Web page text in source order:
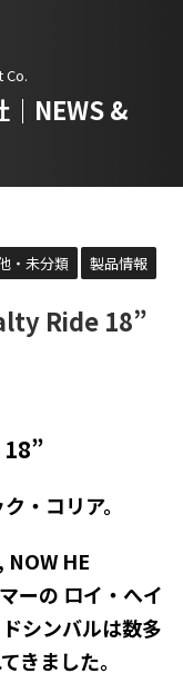
Co.
NEWS &
・未分類 製品情報
Ride 18”
・コリア。
NOW HE
ーの ロイ・へイ
シンバルは数多
きました。